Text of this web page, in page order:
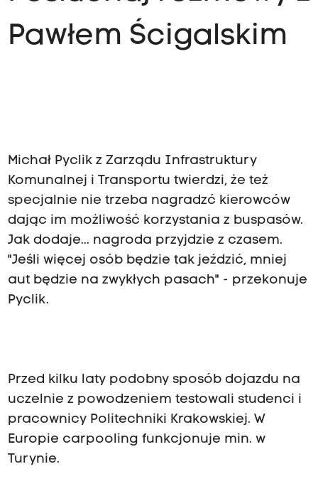
Pawłem Ścigalskim
Michał Pyclik z Zarządu Infrastruktury
Komunalnej i Transportu twierdzi, że też
specjalnie nie trzeba nagradzć kierowców
dając im możliwość korzystania z buspasów.
Jak dodaje... nagroda przyjdzie z czasem.
"Jeśli więcej osób będzie tak jeździć, mniej
aut będzie na zwykłych pasach" - przekonuje
Pyclik.
Przed kilku laty podobny sposób dojazdu na
uczelnie z powodzeniem testowali studenci i
pracownicy Politechniki Krakowskiej. W
Europie carpooling funkcjonuje min. w
Turynie.